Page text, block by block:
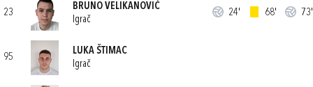
23
BRUNO VELIKANOVIĆ
Igrač
24' 68' 73'
95
LUKA ŠTIMAC
Igrač